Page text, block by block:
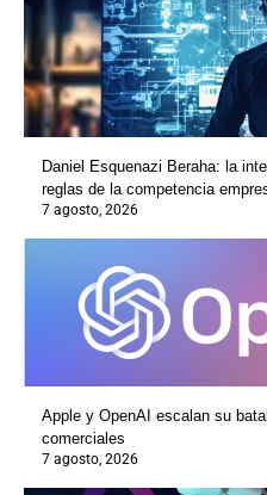
Daniel Esquenazi Beraha: la
reglas de la competencia
7 agosto, 2026
Apple y OpenAI escalan su
comerciales
7 agosto, 2026